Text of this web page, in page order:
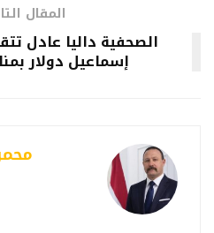
المقال
الصحفية داليا عادل
إسماعيل دولار